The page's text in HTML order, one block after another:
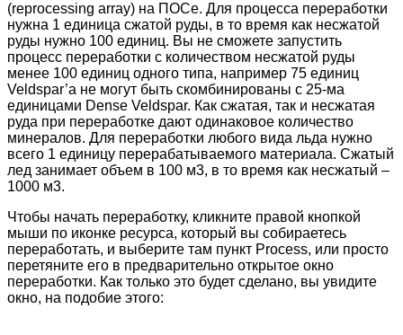
(reprocessing array) на ПОСе. Для процесса переработки
нужна 1 единица сжатой руды, в то время как несжатой
руды нужно 100 единиц. Вы не сможете запустить
процесс переработки с количеством несжатой руды
менее 100 единиц одного типа, например 75 единиц
Veldspar’а не могут быть скомбинированы с 25-ма
единицами Dense Veldspar. Как сжатая, так и несжатая
руда при переработке дают одинаковое количество
минералов. Для переработки любого вида льда нужно
всего 1 единицу перерабатываемого материала. Сжатый
лед занимает объем в 100 м3, в то время как несжатый –
1000 м3.
Чтобы начать переработку, кликните правой кнопкой
мыши по иконке ресурса, который вы собираетесь
переработать, и выберите там пункт Process, или просто
перетяните его в предварительно открытое окно
переработки. Как только это будет сделано, вы увидите
окно, на подобие этого: